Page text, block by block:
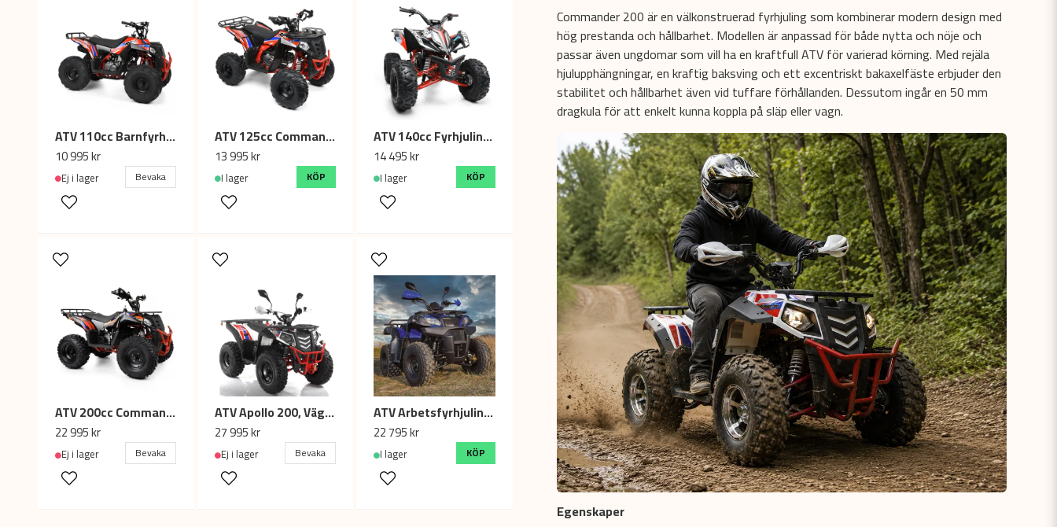
ATV 110cc Barnfyrhjuling 7 tum, 1 växl med back
10 995 kr
Ej i lager Bevaka
ATV 125cc Commander V3 Fyrhjuling, 3 växl med back - Svart
13 995 kr
I lager KÖP
ATV 140cc Fyrhjuling Falcon 140cc, 3 växl med back
14 495 kr
I lager KÖP
ATV 200cc Commander Arbetsfyrhjuling 4x2 CVT 4-takt
22 995 kr
Ej i lager Bevaka
ATV Apollo 200, Vägregistrerad T3B
27 995 kr
Ej i lager Bevaka
ATV Arbetsfyrhjuling Shineray 250cc, 4x2 4-takt - Blå
22 795 kr
I lager KÖP
Commander 200 är en välkonstruerad fyrhjuling som kombinerar modern design med
hög prestanda och hållbarhet. Modellen är anpassad för både nytta och nöje och
passar även ungdomar som vill ha en kraftfull ATV för varierad körning. Med rejäla
hjulupphängningar, en kraftig baksving och ett excentriskt bakaxelfäste erbjuder den
stabilitet och hållbarhet även vid tuffare förhållanden. Dessutom ingår en 50 mm
dragkula för att enkelt kunna koppla på släp eller vagn.
Egenskaper